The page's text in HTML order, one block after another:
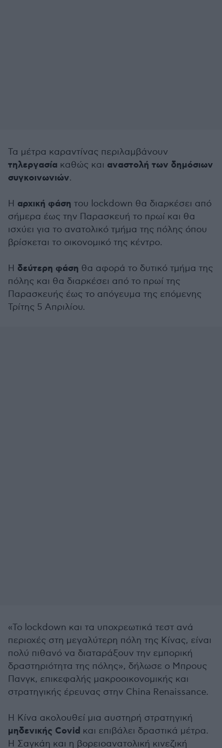
Τα μέτρα καραντίνας περιλαμβάνουν
τηλεργασία καθώς και αναστολή των δημόσιων
συγκοινωνιών.
Η αρχική φάση του lockdown θα διαρκέσει από
σήμερα έως την Παρασκευή το πρωί και θα
ισχύει για το ανατολικό τμήμα της πόλης όπου
βρίσκεται το οικονομικό της κέντρο.
Η δεύτερη φάση θα αφορά το δυτικό τμήμα της
πόλης και θα διαρκέσει από το πρωί της
Παρασκευής έως το απόγευμα της επόμενης
Τρίτης 5 Απριλίου.
«Το lockdown και τα υποχρεωτικά τεστ ανά
περιοχές στη μεγαλύτερη πόλη της Κίνας, είναι
πολύ πιθανό να διαταράξουν την εμπορική
δραστηριότητα της πόλης», δήλωσε ο Μπρους
Πανγκ, επικεφαλής μακροοικονομικής και
στρατηγικής έρευνας στην China Renaissance.
Η Κίνα ακολουθεί μια αυστηρή στρατηγική
μηδενικής Covid και επιβάλει δραστικά μέτρα.
Η Σαγκάη και η βορειοανατολική κινεζική